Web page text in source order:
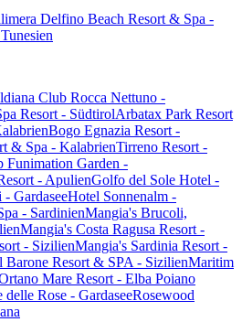
Delfino Beach Resort & Spa -
Club Rocca Nettuno -
Resort - SüdtirolArbatax Park Resort
Bogo Egnazia Resort -
& Spa - KalabrienTirreno Resort -
Funimation Garden -
- ApulienGolfo del Sole Hotel -
GardaseeHotel Sonnenalm -
- SardinienMangia's Brucoli,
Mangia's Costa Ragusa Resort -
- SizilienMangia's Sardinia Resort -
Barone Resort & SPA - SizilienMaritim
Mare Resort - Elba Poiano
delle Rose - GardaseeRosewood